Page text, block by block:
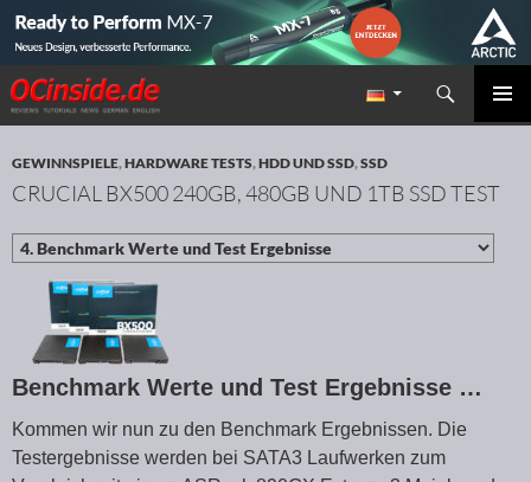
Redaktion ocinside.de PC Hardware Portal
Suchen
ZUM INHALT SPRINGEN
GEWINNSPIELE,HARDWARE TESTS,HDD UND SSD,SSD
CRUCIAL BX500 240GB, 480GB UND 1TB SSD TEST
Benchmark Werte und Test Ergebnisse …
Kommen wir nun zu den Benchmark Ergebnissen. Die
Testergebnisse werden bei SATA3 Laufwerken zum